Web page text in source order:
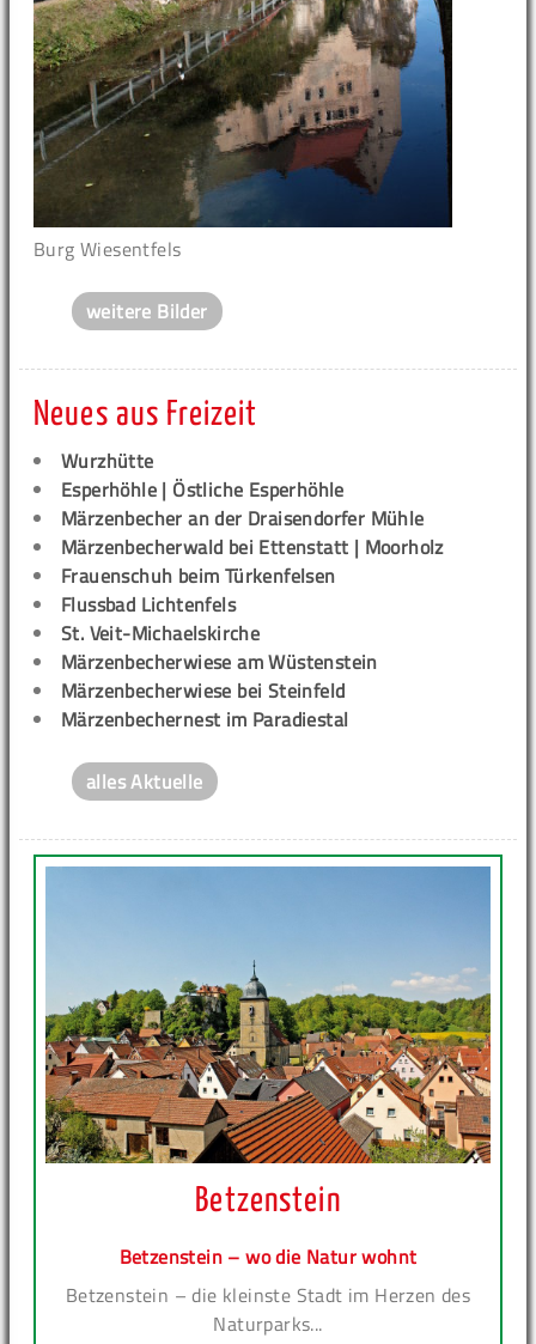
Burg Wiesentfels
weitere Bilder
Neues aus Freizeit
Wurzhütte
Esperhöhle | Östliche Esperhöhle
Märzenbecher an der Draisendorfer Mühle
Märzenbecherwald bei Ettenstatt | Moorholz
Frauenschuh beim Türkenfelsen
Flussbad Lichtenfels
St. Veit-Michaelskirche
Märzenbecherwiese am Wüstenstein
Märzenbecherwiese bei Steinfeld
Märzenbechernest im Paradiestal
alles Aktuelle
Betzenstein
Betzenstein – wo die Natur wohnt
Betzenstein – die kleinste Stadt im Herzen des
Naturparks...